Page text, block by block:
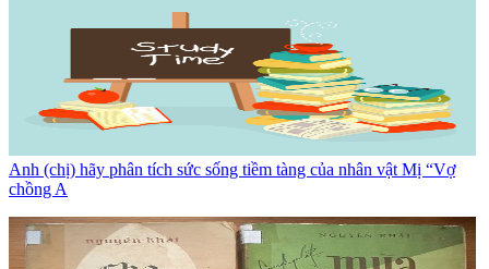
Anh (chị) hãy phân tích sức sống tiềm tàng của nhân vật Mị “Vợ
chồng A